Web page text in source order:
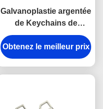
Galvanoplastie argentée
de Keychains de
support principal en
plastique en métal
d'ABS de trapèze
Obtenez le meilleur prix